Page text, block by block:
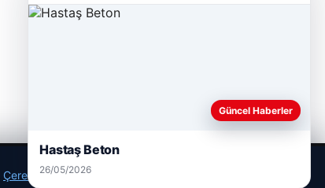
Çerez Politikamız
Güncel Haberler
Hastaş Beton
26/05/2026